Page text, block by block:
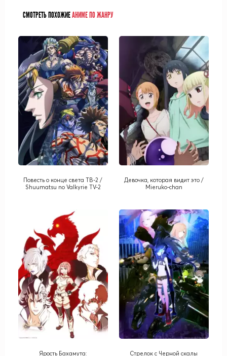
СМОТРЕТЬ ПОХОЖИЕАНИМЕ ПО ЖАНРУ
Повесть о конце света ТВ-2 /
Shuumatsu no Valkyrie TV-2
Девочка, которая видит это /
Mieruko-chan
Ярость Бахамута:
Стрелок с Черной скалы